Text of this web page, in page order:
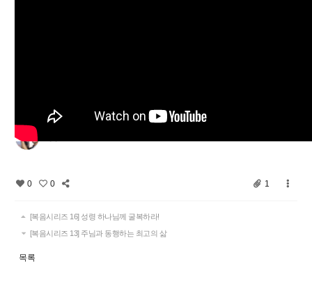
0 0 1
[복음시리즈 16] 성령 하나님께 굴복하라!
[복음시리즈 13] 주님과 동행하는 최고의 삶
목록